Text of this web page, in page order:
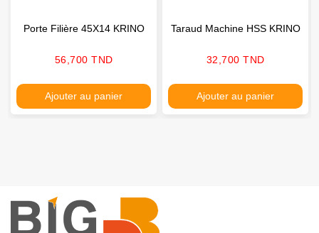
Porte Filière 45X14 KRINO
Prix
56,700 TND
Ajouter au panier
Taraud Machine HSS KRINO
Prix
32,700 TND
Ajouter au panier